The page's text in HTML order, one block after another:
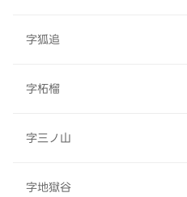
字狐追
字柘榴
字三ノ山
字地獄谷